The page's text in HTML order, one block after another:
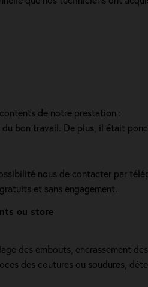
de notre prestation :
bon travail. De plus, il était
nous de contacter par
et sans engagement.
ou store
des embouts, encrassement
des coutures ou soudures,